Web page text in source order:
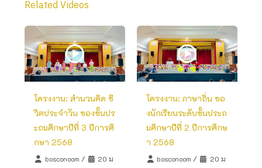
Related Videos
โครงงาน: สำนวนคิด ชี
วิตประจำวัน ของชั้นปร
ะถมศึกษาปีที่ 3 ปีการศึ
กษา 2568
bosconoom /
20 ม
โครงงาน: ภาษาถิ่น ขอ
งนักเรียนระดับชั้นประถ
มศึกษาปีที่ 2 ปีการศึกษ
า 2568
bosconoom /
20 ม